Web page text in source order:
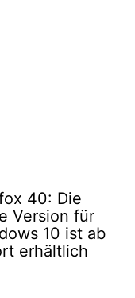
40: Die
Version für
10 ist ab
erhältlich